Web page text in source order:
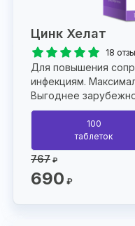
Цинк Хелат
18
Для повышения
инфекциям.
Выгоднее
100
таблеток
767 ₽
690 ₽